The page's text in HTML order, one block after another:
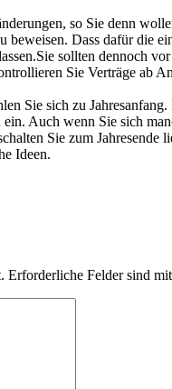
so Sie denn
beweisen. Dass dafür die
sollten dennoch
Sie Verträge ab
Sie sich zu
ein. Auch wenn Sie sich
Sie zum
Ideen.
Erforderliche Felder sind mit